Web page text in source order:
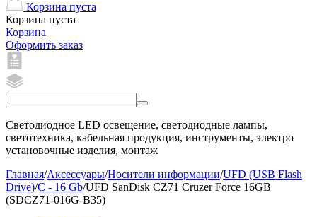
Корзина пуста
Корзина пуста
Корзина
Оформить заказ
Светодиодное LED освещение, светодиодные лампы,
светотехника, кабельная продукция, инструменты, электро
установочные изделия, монтаж
Главная/Аксессуары/Носители информации/UFD (USB Flash
Drive)/C - 16 Gb/UFD SanDisk CZ71 Cruzer Force 16GB
(SDCZ71-016G-B35)